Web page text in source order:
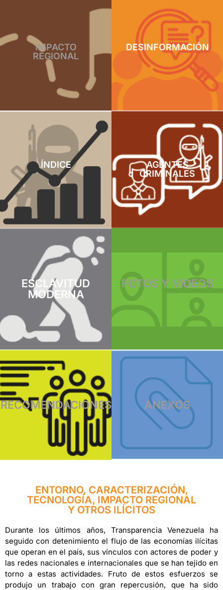
IMPACTO
REGIONAL
DESINFORMACIÓN
ÍNDICE
AGENTES
CRIMINALES
ESCLAVITUD
MODERNA
FOTOS Y VIDEOS
RECOMENDACIONES ANEXOS
ENTORNO, CARACTERIZACIÓN,
TECNOLOGÍA, IMPACTO REGIONAL
Y OTROS ILÍCITOS
Durante los últimos años, Transparencia Venezuela ha
seguido con detenimiento el flujo de las economías ilícitas
que operan en el país, sus vínculos con actores de poder y
las redes nacionales e internacionales que se han tejido en
torno a estas actividades. Fruto de estos esfuerzos se
produjo un trabajo con gran repercusión, que ha sido